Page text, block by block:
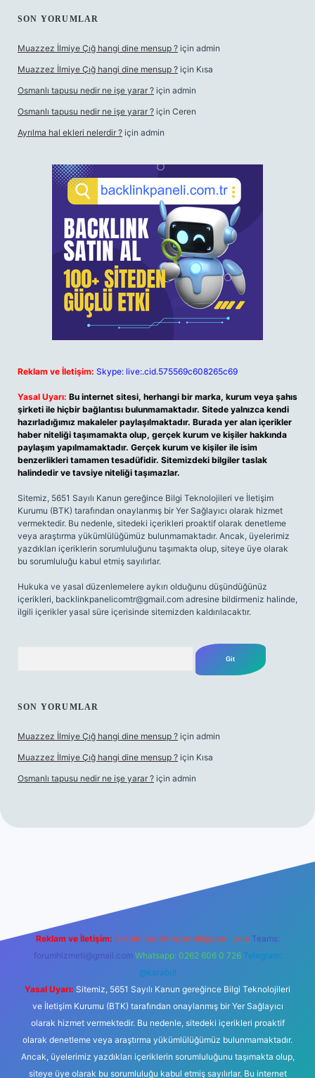
SON YORUMLAR
Muazzez İlmiye Çığ hangi dine mensup ? için admin
Muazzez İlmiye Çığ hangi dine mensup ? için Kısa
Osmanlı tapusu nedir ne işe yarar ? için admin
Osmanlı tapusu nedir ne işe yarar ? için Ceren
Ayrılma hal ekleri nelerdir ? için admin
Reklam ve İletişim: Skype: live:.cid.575569c608265c69
Yasal Uyarı: Bu internet sitesi, herhangi bir marka, kurum veya şahıs
şirketi ile hiçbir bağlantısı bulunmamaktadır. Sitede yalnızca kendi
hazırladığımız makaleler paylaşılmaktadır. Burada yer alan içerikler
haber niteliği taşımamakta olup, gerçek kurum ve kişiler hakkında
paylaşım yapılmamaktadır. Gerçek kurum ve kişiler ile isim
benzerlikleri tamamen tesadüfidir. Sitemizdeki bilgiler taslak
halindedir ve tavsiye niteliği taşımazlar.
Sitemiz, 5651 Sayılı Kanun gereğince Bilgi Teknolojileri ve İletişim
Kurumu (BTK) tarafından onaylanmış bir Yer Sağlayıcı olarak hizmet
vermektedir. Bu nedenle, sitedeki içerikleri proaktif olarak denetleme
veya araştırma yükümlülüğümüz bulunmamaktadır. Ancak, üyelerimiz
yazdıkları içeriklerin sorumluluğunu taşımakta olup, siteye üye olarak
bu sorumluluğu kabul etmiş sayılırlar.
Hukuka ve yasal düzenlemelere aykırı olduğunu düşündüğünüz
içerikleri, backlinkpanelicomtr@gmail.com adresine bildirmeniz halinde,
ilgili içerikler yasal süre içerisinde sitemizden kaldırılacaktır.
SON YORUMLAR
Muazzez İlmiye Çığ hangi dine mensup ? için admin
Muazzez İlmiye Çığ hangi dine mensup ? için Kısa
Osmanlı tapusu nedir ne işe yarar ? için admin
m elexbet
Reklam ve İletişim: E-mail: backlinkpaneli@gmail.com Teams:
forumhizmeti@gmail.com Whatsapp: 0262 606 0 726 Telegram:
@karabul
Yasal Uyarı: Sitemiz, 5651 Sayılı Kanun gereğince Bilgi Teknolojileri
ve İletişim Kurumu (BTK) tarafından onaylanmış bir Yer Sağlayıcı
olarak hizmet vermektedir. Bu nedenle, sitedeki içerikleri proaktif
olarak denetleme veya araştırma yükümlülüğümüz bulunmamaktadır.
Ancak, üyelerimiz yazdıkları içeriklerin sorumluluğunu taşımakta olup,
siteye üye olarak bu sorumluluğu kabul etmiş sayılırlar. Bu internet